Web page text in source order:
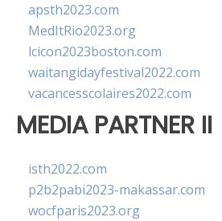
apsth2023.com
MedItRio2023.org
lcicon2023boston.com
waitangidayfestival2022.com
vacancesscolaires2022.com
MEDIA PARTNER II
isth2022.com
p2b2pabi2023-makassar.com
wocfparis2023.org